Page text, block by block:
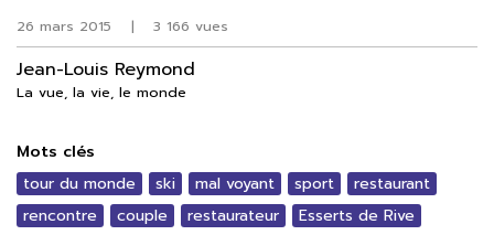
26 mars 2015 | 3 166 vues
Jean-Louis Reymond
La vue, la vie, le monde
Mots clés
tour du monde ski mal voyant sport
restaurant
rencontre
couple restaurateur
Esserts de Rive